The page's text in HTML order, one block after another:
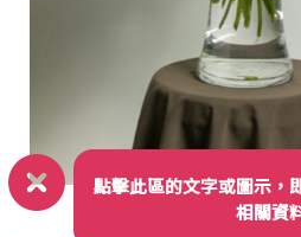
點擊此區的文字或圖示，
相關資